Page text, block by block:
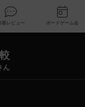
新着レビュー
ん